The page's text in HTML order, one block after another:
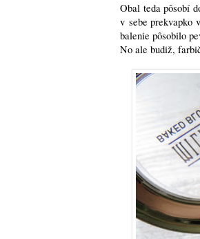
Obal teda pôsobí
v sebe prekvapko
balenie pôsobilo
No ale budiž,